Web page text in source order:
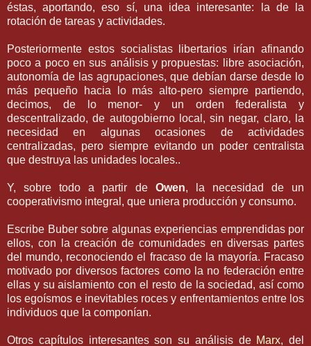
éstas, aportando, eso sí, una idea interesante: la de la
rotación de tareas y actividades.
Posteriormente estos socialistas libertarios irían afinando
poco a poco en sus análisis y propuestas: libre asociación,
autonomía de las agrupaciones, que debían darse desde lo
más pequeño hacia lo más alto-pero siempre partiendo,
decimos, de lo menor- y un orden federalista y
descentralizado, de autogobierno local, sin negar, claro, la
necesidad en algunas ocasiones de actividades
centralizadas, pero siempre evitando un poder centralista
que destruya las unidades locales..
Y, sobre todo a partir de Owen, la necesidad de un
cooperativismo integral, que uniera producción y consumo.
Escribe Buber sobre algunas experiencias emprendidas por
ellos, con la creación de comunidades en diversas partes
del mundo, reconociendo el fracaso de la mayoría. Fracaso
motivado por diversos factores como la no federación entre
ellas y su aislamiento con el resto de la sociedad, así como
los egoísmos e inevitables roces y enfrentamientos entre los
individuos que la componían.
Otros capítulos interesantes son su análisis de Marx, del